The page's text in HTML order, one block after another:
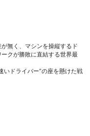
無く、マシンを操縦するド
クが勝敗に直結する世界最
いドライバー”の座を懸けた戦